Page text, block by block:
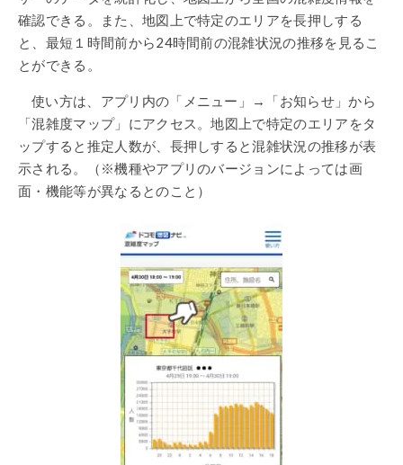
確認できる。また、地図上で特定のエリアを長押しする
と、最短１時間前から24時間前の混雑状況の推移を見るこ
とができる。
使い方は、アプリ内の「メニュー」→「お知らせ」から
「混雑度マップ」にアクセス。地図上で特定のエリアをタ
ップすると推定人数が、長押しすると混雑状況の推移が表
示される。（※機種やアプリのバージョンによっては画
面・機能等が異なるとのこと）